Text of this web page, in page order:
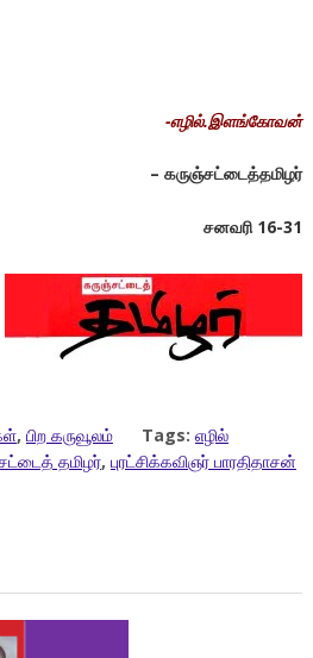
-எழில்.இளங்கோவன்
– கருஞ்சட்டைத்தமிழர்
சனவரி 16-31
, பிற கருவூலம் Tags: எழில்
தமிழர், புரட்சிக்கவிஞர் பாரதிதாசன்